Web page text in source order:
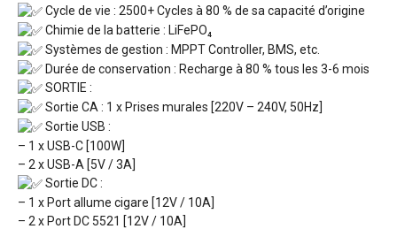
Cycle de vie : 2500+ Cycles à 80 % de sa capacité d’origine
Chimie de la batterie : LiFePO₄
Systèmes de gestion : MPPT Controller, BMS, etc.
Durée de conservation : Recharge à 80 % tous les 3-6 mois
SORTIE :
Sortie CA : 1 x Prises murales [220V – 240V, 50Hz]
Sortie USB :
– 1 x USB-C [100W]
– 2 x USB-A [5V / 3A]
Sortie DC :
– 1 x Port allume cigare [12V / 10A]
– 2 x Port DC 5521 [12V / 10A]